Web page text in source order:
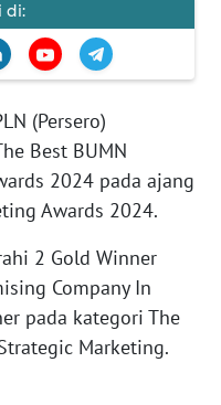
di:
(Persero)
Best BUMN
2024 pada ajang
Awards 2024.
2 Gold Winner
Company In
pada kategori The
Marketing.